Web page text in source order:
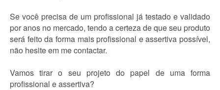
Se você precisa de um profissional já testado e validado
por anos no mercado, tendo a certeza de que seu produto
será feito da forma mais profissional e assertiva possível,
não hesite em me contactar.
Vamos tirar o seu projeto do papel de uma forma
profissional e assertiva?